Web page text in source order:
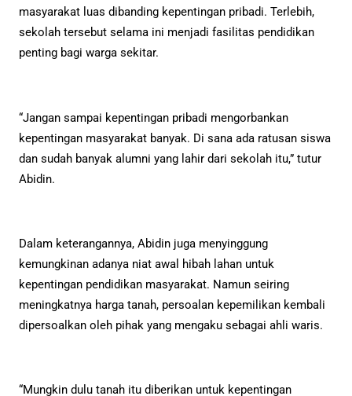
masyarakat luas dibanding kepentingan pribadi. Terlebih,
sekolah tersebut selama ini menjadi fasilitas pendidikan
penting bagi warga sekitar.
“Jangan sampai kepentingan pribadi mengorbankan
kepentingan masyarakat banyak. Di sana ada ratusan siswa
dan sudah banyak alumni yang lahir dari sekolah itu,” tutur
Abidin.
Dalam keterangannya, Abidin juga menyinggung
kemungkinan adanya niat awal hibah lahan untuk
kepentingan pendidikan masyarakat. Namun seiring
meningkatnya harga tanah, persoalan kepemilikan kembali
dipersoalkan oleh pihak yang mengaku sebagai ahli waris.
“Mungkin dulu tanah itu diberikan untuk kepentingan